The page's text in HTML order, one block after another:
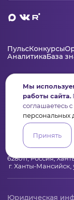
ПульсКонкурсы
АналитикаБаза
Контакты
+7 (346) 735-11-30
elkanko@ugranko.ru
Адрес
628011, Россия,
г. Ханты-Мансийск,
Юридическая
Мы
работы сайта.
соглашаетесь с
персональных
Принять